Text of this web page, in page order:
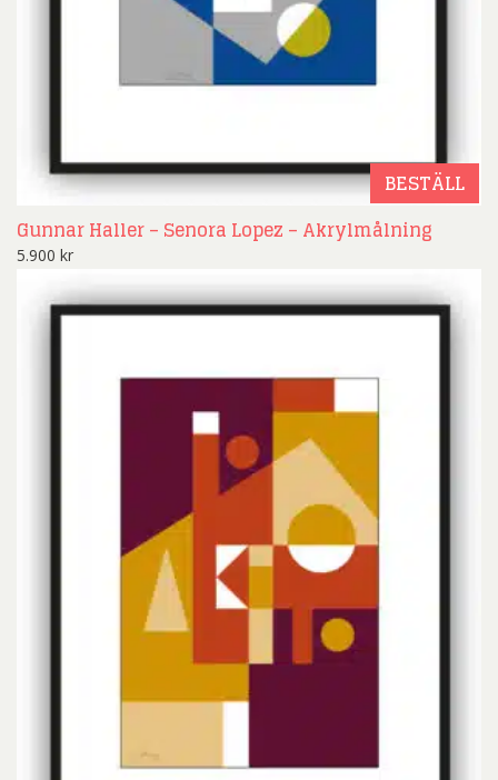
BESTÄLL
Gunnar Haller – Senora Lopez – Akrylmålning
5.900 kr